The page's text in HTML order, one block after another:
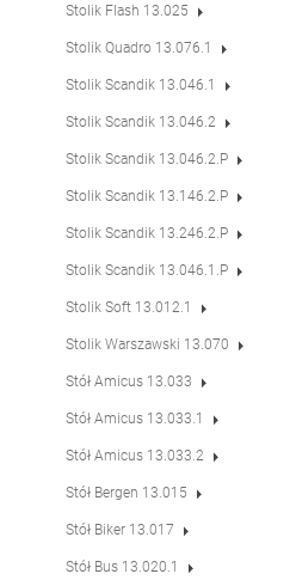
Stolik Flash 13.025
Stolik Quadro 13.076.1
Stolik Scandik 13.046.1
Stolik Scandik 13.046.2
Stolik Scandik 13.046.2.P
Stolik Scandik 13.146.2.P
Stolik Scandik 13.246.2.P
Stolik Scandik 13.046.1.P
Stolik Soft 13.012.1
Stolik Warszawski 13.070
Stół Amicus 13.033
Stół Amicus 13.033.1
Stół Amicus 13.033.2
Stół Bergen 13.015
Stół Biker 13.017
Stół Bus 13.020.1